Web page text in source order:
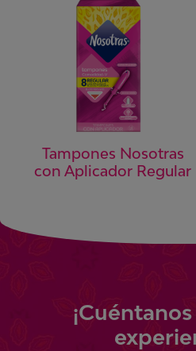
Tampones Nosotras
con Aplicador Regular
¡Cuéntanos